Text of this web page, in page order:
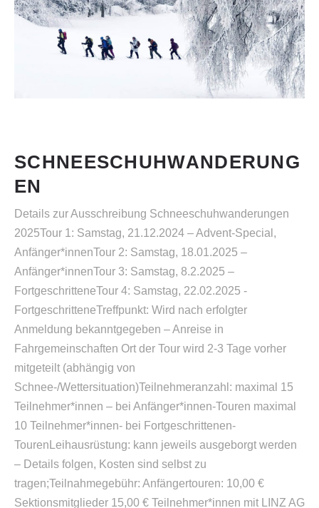
SCHNEESCHUHWANDERUNG
EN
Details zur Ausschreibung Schneeschuhwanderungen
2025Tour 1: Samstag, 21.12.2024 – Advent-Special,
Anfänger*innenTour 2: Samstag, 18.01.2025 –
Anfänger*innenTour 3: Samstag, 8.2.2025 –
FortgeschritteneTour 4: Samstag, 22.02.2025 -
FortgeschritteneTreffpunkt: Wird nach erfolgter
Anmeldung bekanntgegeben – Anreise in
Fahrgemeinschaften Ort der Tour wird 2-3 Tage vorher
mitgeteilt (abhängig von
Schnee-/Wettersituation)Teilnehmeranzahl: maximal 15
Teilnehmer*innen – bei Anfänger*innen-Touren maximal
10 Teilnehmer*innen- bei Fortgeschrittenen-
TourenLeihausrüstung: kann jeweils ausgeborgt werden
– Details folgen, Kosten sind selbst zu
tragen;Teilnahmegebühr: Anfängertouren: 10,00 €
Sektionsmitglieder 15,00 € Teilnehmer*innen mit LINZ AG